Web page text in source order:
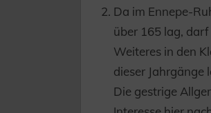
Da im Ennepe-
über 165 lag,
Weiteres in den
dieser Jahrgänge
Die gestrige